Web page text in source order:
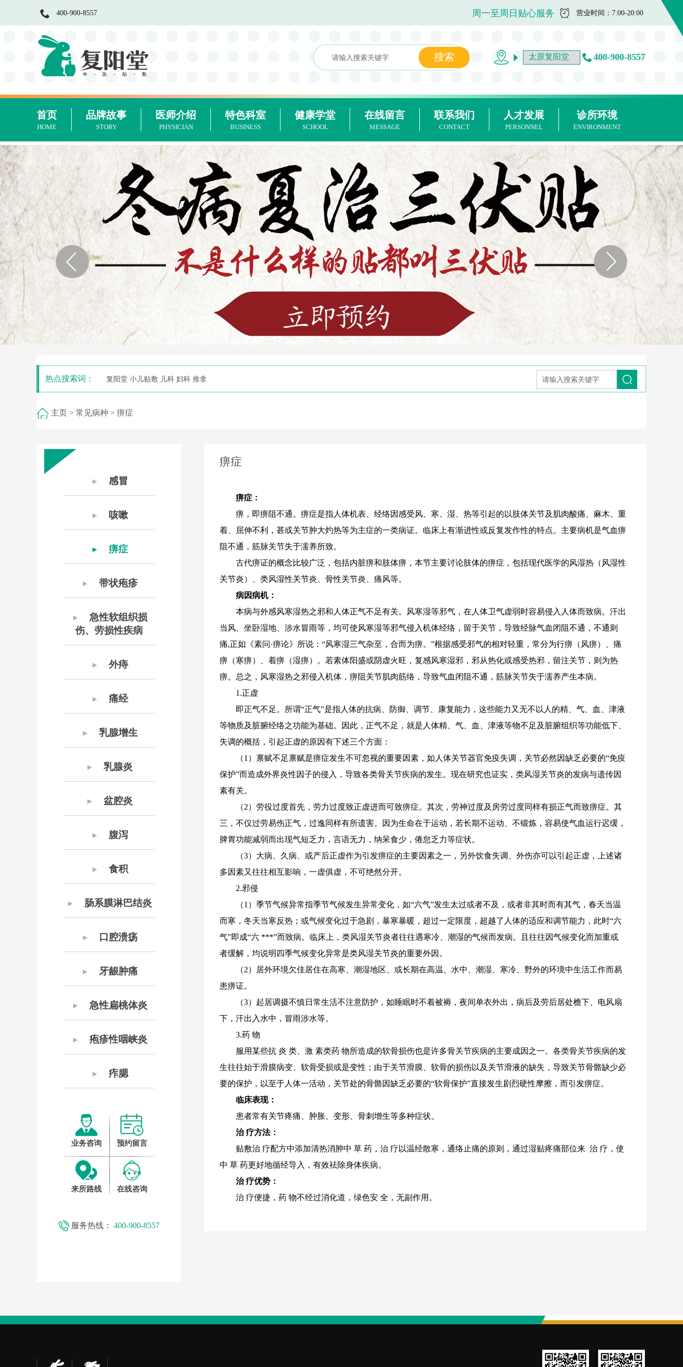
400-900-8557 周一至周日贴心服务 营业时间：7:00-20:00
400-900-8557
首页
HOME
品牌故事
STORY
医师介绍
PHYSICIAN
特色科室
BUSINESS
健康学堂
SCHOOL
在线留言
MESSAGE
联系我们
CONTACT
人才发展
PERSONNEL
诊所环境
ENVIRONMENT
热点搜索词： 复阳堂 小儿贴敷 儿科 妇科 推拿
主页 > 常见病种 > 痹症
▼ 感冒
▼ 咳嗽
▼ 痹症
▼ 带状疱疹
▼
急性软组织损
伤、劳损性疾病
▼ 外痔
▼ 痛经
▼ 乳腺增生
▼ 乳腺炎
▼ 盆腔炎
▼ 腹泻
▼ 食积
▼ 肠系膜淋巴结炎
▼ 口腔溃疡
▼ 牙龈肿痛
▼ 急性扁桃体炎
▼ 疱疹性咽峡炎
▼ 痄腮
业务咨询 预约留言
来所路线 在线咨询
服务热线： 400-900-8557
痹症
痹症：
痹，即痹阻不通。痹症是指人体机表、经络因感受风、寒、湿、热等引起的以肢体关节及肌肉酸痛、麻木、重
着、屈伸不利，甚或关节肿大灼热等为主症的一类病证。临床上有渐进性或反复发作性的特点。主要病机是气血痹
阻不通，筋脉关节失于濡养所致。
古代痹证的概念比较广泛，包括内脏痹和肢体痹，本节主要讨论肢体的痹症，包括现代医学的风湿热（风湿性
关节炎）、类风湿性关节炎、骨性关节炎、痛风等。
病因病机：
本病与外感风寒湿热之邪和人体正气不足有关。风寒湿等邪气，在人体卫气虚弱时容易侵入人体而致病。汗出
当风、坐卧湿地、涉水冒雨等，均可使风寒湿等邪气侵入机体经络，留于关节，导致经脉气血闭阻不通，不通则
痛,正如《素问·痹论》所说：“风寒湿三气杂至，合而为痹。”根据感受邪气的相对轻重，常分为行痹（风痹）、痛
痹（寒痹）、着痹（湿痹）。若素体阳盛或阴虚火旺，复感风寒湿邪，邪从热化或感受热邪，留注关节，则为热
痹。总之，风寒湿热之邪侵入机体，痹阻关节肌肉筋络，导致气血闭阻不通，筋脉关节失于濡养产生本病。
1.正虚
即正气不足。所谓“正气”是指人体的抗病、防御、调节、康复能力，这些能力又无不以人的精、气、血、津液
等物质及脏腑经络之功能为基础。因此，正气不足，就是人体精、气、血、津液等物不足及脏腑组织等功能低下、
失调的概括，引起正虚的原因有下述三个方面：
（1）禀赋不足禀赋是痹症发生不可忽视的重要因素，如人体关节器官免疫失调，关节必然因缺乏必要的“免疫
保护”而造成外界炎性因子的侵入，导致各类骨关节疾病的发生。现在研究也证实，类风湿关节炎的发病与遗传因
素有关。
（2）劳役过度首先，劳力过度致正虚进而可致痹症。其次，劳神过度及房劳过度同样有损正气而致痹症。其
三，不仅过劳易伤正气，过逸同样有所遗害。因为生命在于运动，若长期不运动、不锻炼，容易使气血运行迟缓，
脾胃功能减弱而出现气短乏力，言语无力，纳呆食少，倦怠乏力等症状。
（3）大病、久病、或产后正虚作为引发痹症的主要因素之一，另外饮食失调、外伤亦可以引起正虚，上述诸
多因素又往往相互影响，一虚俱虚，不可绝然分开。
2.邪侵
（1）季节气候异常指季节气候发生异常变化，如“六气”发生太过或者不及，或者非其时而有其气，春天当温
而寒，冬天当寒反热；或气候变化过于急剧，暴寒暴暖，超过一定限度，超越了人体的适应和调节能力，此时“六
气”即成“六 ***”而致病。临床上，类风湿关节炎者往往遇寒冷、潮湿的气候而发病。且往往因气候变化而加重或
者缓解，均说明四季气候变化异常是类风湿关节炎的重要外因。
（2）居外环境欠佳居住在高寒、潮湿地区、或长期在高温、水中、潮湿、寒冷、野外的环境中生活工作而易
患痹证。
（3）起居调摄不慎日常生活不注意防护，如睡眠时不着被褥，夜间单衣外出，病后及劳后居处檐下、电风扇
下，汗出入水中，冒雨涉水等。
3.药 物
服用某些抗 炎 类、激 素类药 物所造成的软骨损伤也是许多骨关节疾病的主要成因之一。各类骨关节疾病的发
生往往始于滑膜病变、软骨受损或是变性；由于关节滑膜、软骨的损伤以及关节滑液的缺失，导致关节骨骼缺少必
要的保护，以至于人体一活动，关节处的骨骼因缺乏必要的“软骨保护”直接发生剧烈硬性摩擦，而引发痹症。
临床表现：
患者常有关节疼痛、肿胀、变形、骨刺增生等多种症状。
治 疗方法：
贴敷治 疗配方中添加清热消肿中 草 药，治 疗以温经散寒，通络止痛的原则，通过湿贴疼痛部位来 治 疗，使
中 草 药更好地循经导入，有效祛除身体疾病。
治 疗优势：
治 疗便捷，药 物不经过消化道，绿色安 全，无副作用。